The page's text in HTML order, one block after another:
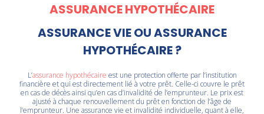
ASSURANCE HYPOTHÉCAIRE
ASSURANCE VIE OU ASSURANCE
HYPOTHÉCAIRE ?
L’assurance hypothécaire est une protection offerte par l’institution
financière et qui est directement lié à votre prêt. Celle-ci couvre le prêt
en cas de décès ainsi qu’en cas d’invalidité de l’emprunteur. Le prix est
ajusté à chaque renouvellement du prêt en fonction de l’âge de
l’emprunteur. Une assurance vie et invalidité individuelle, quant à elle,